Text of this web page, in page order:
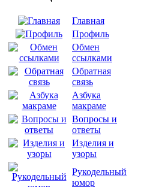
Главная
Профиль
Обмен
ссылками
Обратная
связь
Азбука
макраме
Вопросы и
ответы
Изделия и
узоры
Рукодельный
юмор